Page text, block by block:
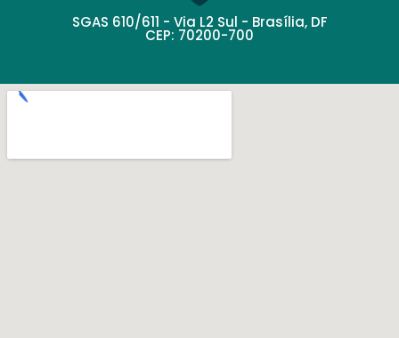
SGAS 610/611 - Via L2 Sul - Brasília, DF
CEP: 70200-700